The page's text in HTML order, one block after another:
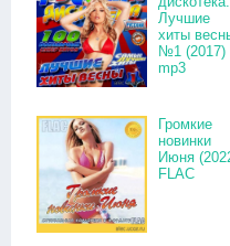
Лучшие
хиты
№1 (2017)
mp3
Громкие
новинки
Июня
FLAC